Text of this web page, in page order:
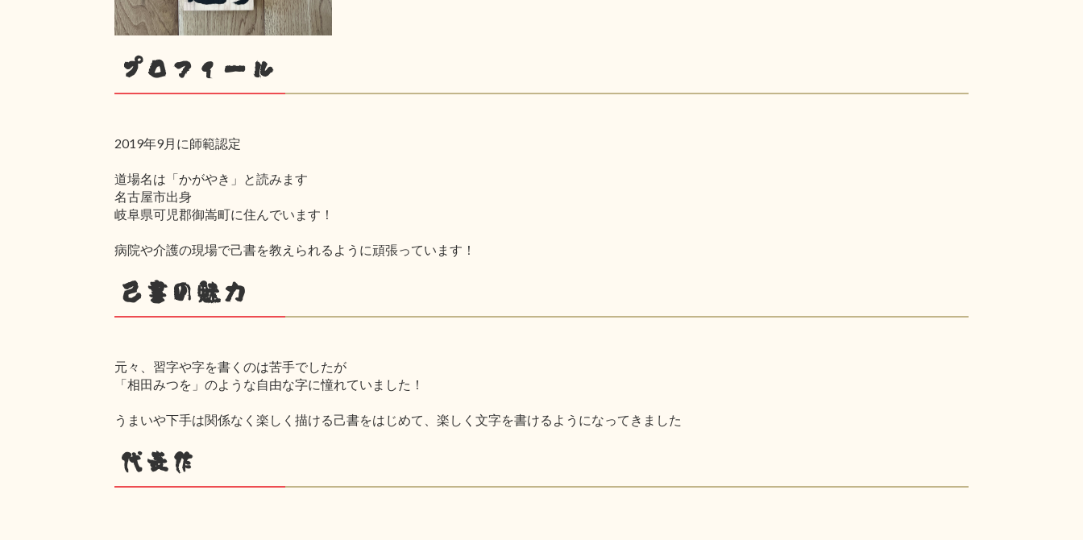
プロフィール
2019年9月に師範認定
道場名は「かがやき」と読みます
名古屋市出身
岐阜県可児郡御嵩町に住んでいます！
病院や介護の現場で己書を教えられるように頑張っています！
己書の魅力
元々、習字や字を書くのは苦手でしたが
「相田みつを」のような自由な字に憧れていました！
うまいや下手は関係なく楽しく描ける己書をはじめて、楽しく文字を書けるようになってきました
代表作